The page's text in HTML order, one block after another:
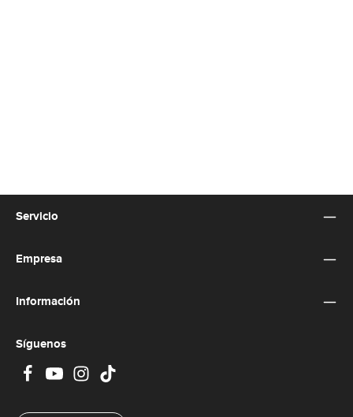
Servicio
Empresa
Información
Síguenos